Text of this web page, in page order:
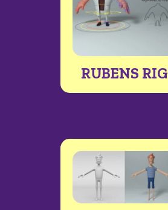
RUBENS RIG